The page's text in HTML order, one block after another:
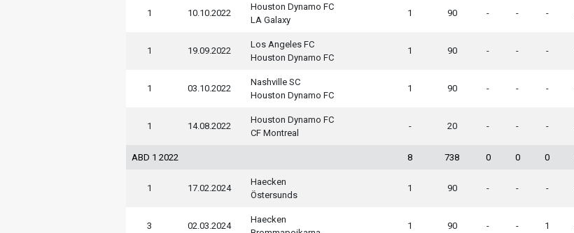
1 10.10.2022
Houston Dynamo FC
LA Galaxy
1 90 - - -
1 19.09.2022
Los Angeles FC
Houston Dynamo FC
1 90 - - -
1 03.10.2022
Nashville SC
Houston Dynamo FC
1 90 - - -
1 14.08.2022
Houston Dynamo FC
CF Montreal
- 20 - - -
ABD 1 2022 8 738 0 0 0
1 17.02.2024
Haecken
Östersunds
1 90 - - -
3 02.03.2024
Haecken
1 90 - - 1